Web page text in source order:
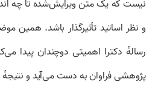
نیست که یک متن ویرایش‌شده تا چه
و نظر اساتید تأثیرگذار باشد. همین
رسالهٔ دکترا اهمیتی دوچندان پیدا
پژوهشی فراوان به دست می‌آید و